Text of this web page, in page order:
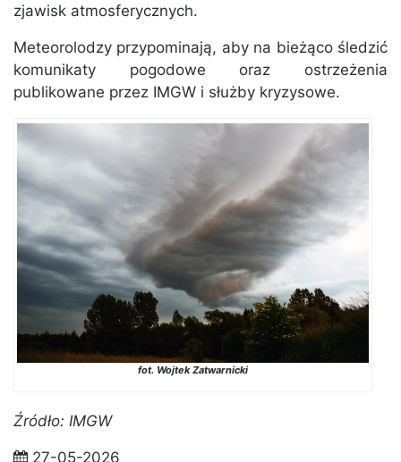
zjawisk atmosferycznych.
Meteorolodzy przypominają, aby na bieżąco śledzić
komunikaty pogodowe oraz ostrzeżenia
publikowane przez IMGW i służby kryzysowe.
fot. Wojtek Zatwarnicki
Źródło: IMGW
27-05-2026